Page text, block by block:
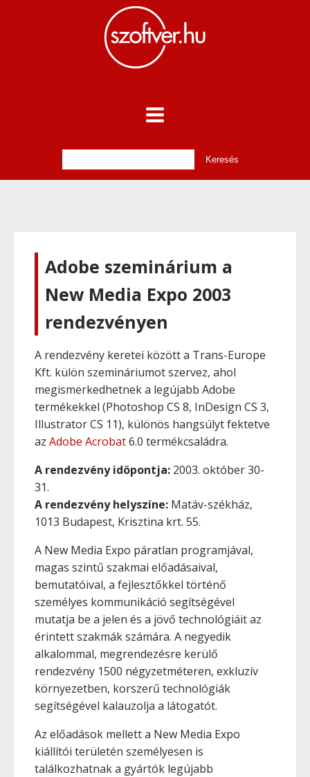
Adobe szeminárium a
New Media Expo 2003
rendezvényen
A rendezvény keretei között a Trans-Europe
Kft. külön szemináriumot szervez, ahol
megismerkedhetnek a legújabb Adobe
termékekkel (Photoshop CS 8, InDesign CS 3,
Illustrator CS 11), különös hangsúlyt fektetve
az Adobe Acrobat6.0 termékcsaládra.
A rendezvény idöpontja: 2003. október 30-
31.
A rendezvény helyszíne: Matáv-székház,
1013 Budapest, Krisztina krt. 55.
A New Media Expo páratlan programjával,
magas szintű szakmai előadásaival,
bemutatóival, a fejlesztőkkel történő
személyes kommunikáció segítségével
mutatja be a jelen és a jövő technológiáit az
érintett szakmák számára. A negyedik
alkalommal, megrendezésre kerülő
rendezvény 1500 négyzetméteren, exkluzív
környezetben, korszerű technológiák
segítségével kalauzolja a látogatót.
Az előadások mellett a New Media Expo
kiállítói területén személyesen is
találkozhatnak a gyártók legújabb